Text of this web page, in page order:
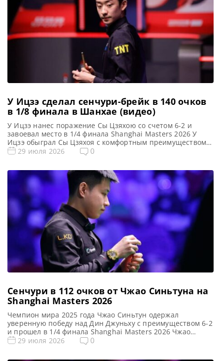
У Ицзэ сделал сенчури-брейк в 140 очков
в 1/8 финала в Шанхае (видео)
У Ицзэ нанес поражение Сы Цзяхою со счетом 6-2 и
завоевал место в 1/4 финала Shanghai Masters 2026 У
Ицзэ обыграл Сы Цзяхоя с комфортным преимуществом
6-2 и прошел в 1/4 финала Shanghai Masters 2026. Ицзэ
серию […]
29 июля 2026 0
Сенчури в 112 очков от Чжао Синьтуна на
Shanghai Masters 2026
Чемпион мира 2025 года Чжао Синьтун одержал
уверенную победу над Дин Джуньху с преимуществом 6-2
и прошел в 1/4 финала Shanghai Masters 2026 Чжао
Синьтун с комфортом обыграл своего соотечественника
29 июля 2026 0